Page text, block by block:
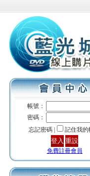
帳號：
密碼：
忘記密碼 |
記住我的
免費註冊會員